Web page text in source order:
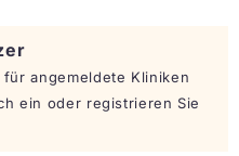
angemeldete Kliniken
ein oder registrieren Sie